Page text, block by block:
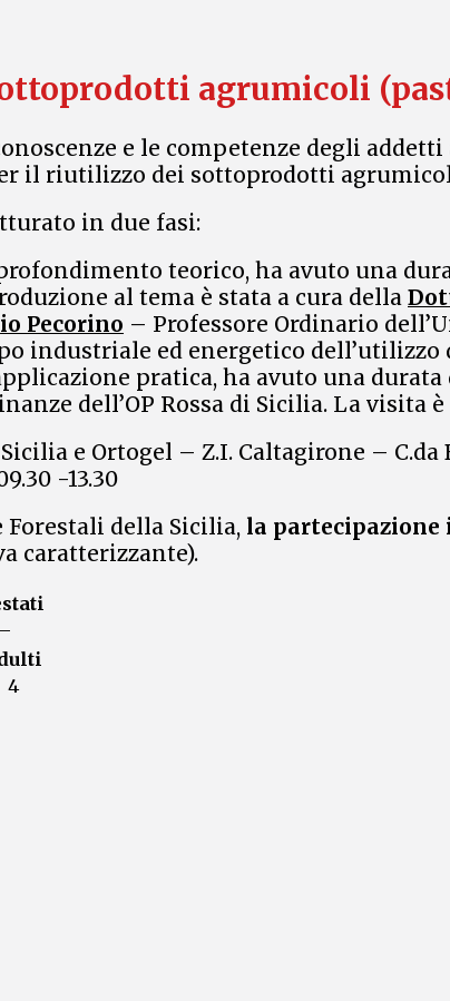
agrumicoli
e le competenze degli
il riutilizzo dei sottoprodotti
in due fasi:
teorico, ha avuto una
al tema è stata a cura della
Pecorino – Professore Ordinario
industriale ed energetico
pratica, ha avuto una
dell’OP Rossa di Sicilia. La visita
Sicilia e Ortogel – Z.I. Caltagirone –
-13.30
della Sicilia, la partecipazione
caratterizzante).
–
4